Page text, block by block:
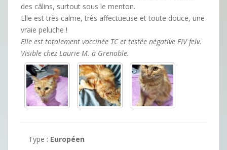
des câlins, surtout sous le menton.
Elle est très calme, très affectueuse et toute douce, une
vraie peluche !
Elle est totalement vaccinée TC et testée négative FIV felv.
Visible chez Laurie M. à Grenoble.
Type : Européen